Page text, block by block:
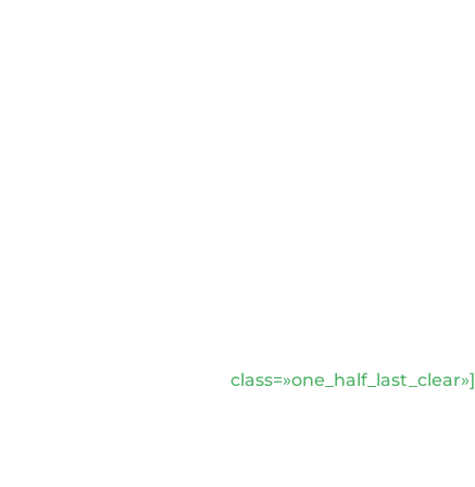
class=»one_half_last_clear»]